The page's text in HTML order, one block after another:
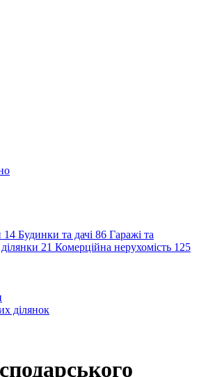
14 Будинки та дачі 86 Гаражі та
21 Комерційна нерухомість 125
ділянок